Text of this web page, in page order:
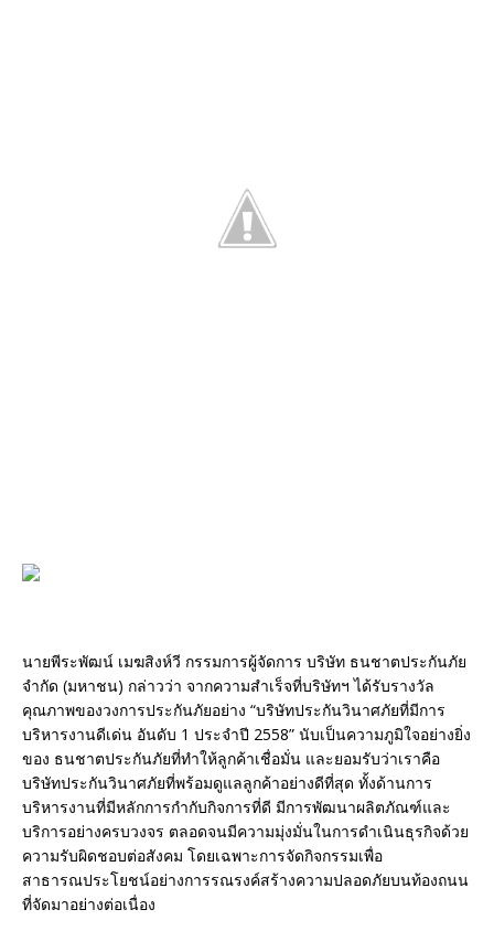
นายพีระพัฒน์ เมฆสิงห์วี กรรมการผู้จัดการ บริษัท ธนชาตประกันภัย
จำกัด (มหาชน) กล่าวว่า จากความสำเร็จที่บริษัทฯ ได้รับรางวัล
คุณภาพของวงการประกันภัยอย่าง “บริษัทประกันวินาศภัยที่มีการ
บริหารงานดีเด่น อันดับ 1 ประจำปี 2558” นับเป็นความภูมิใจอย่างยิ่ง
ของ ธนชาตประกันภัยที่ทำให้ลูกค้าเชื่อมั่น และยอมรับว่าเราคือ
บริษัทประกันวินาศภัยที่พร้อมดูแลลูกค้าอย่างดีที่สุด ทั้งด้านการ
บริหารงานที่มีหลักการกำกับกิจการที่ดี มีการพัฒนาผลิตภัณฑ์และ
บริการอย่างครบวงจร ตลอดจนมีความมุ่งมั่นในการดำเนินธุรกิจด้วย
ความรับผิดชอบต่อสังคม โดยเฉพาะการจัดกิจกรรมเพื่อ
สาธารณประโยชน์อย่างการรณรงค์สร้างความปลอดภัยบนท้องถนน
ที่จัดมาอย่างต่อเนื่อง